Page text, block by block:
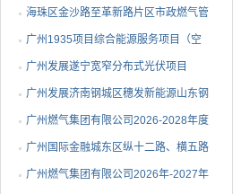
燃气用埋地聚乙烯（PE1...
海珠区金沙路至革新路片区市政燃气管
网更新工程施工总承包...
广州1935项目综合能源服务项目（空
调系统部分）EPC总承包...
广州发展遂宁宽窄分布式光伏项目
EPC总承包中标候选人公示
广州发展济南钢城区穗发新能源山东钢
铁股份有限公司分布式...
广州燃气集团有限公司2026-2028年度
钢制球阀采购项目中标...
广州国际金融城东区纵十二路、横五路
（西段）供冷管网工程...
广州燃气集团有限公司2026年-2027年